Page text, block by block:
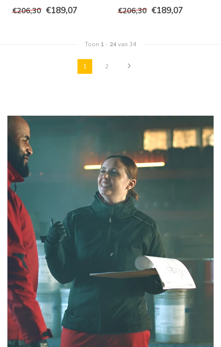
€206,30 €189,07 €206,30 €189,07
Toon 1 - 24van 34
1 2